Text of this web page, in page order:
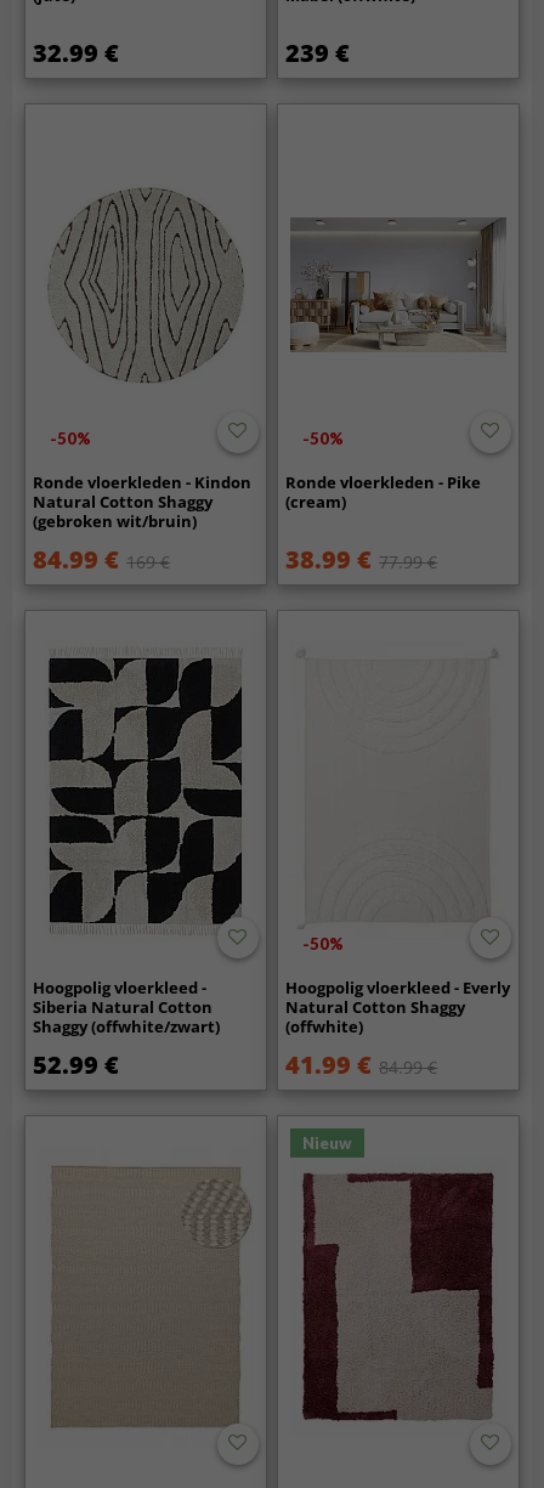
32.99 € 239 €
-50%
Ronde vloerkleden - Kindon
Natural Cotton Shaggy
(gebroken wit/bruin)
84.99 € 169 €
-50%
Ronde vloerkleden - Pike
(cream)
38.99 € 77.99 €
Hoogpolig vloerkleed -
Siberia Natural Cotton
Shaggy (offwhite/zwart)
52.99 €
-50%
Hoogpolig vloerkleed - Everly
Natural Cotton Shaggy
(offwhite)
41.99 € 84.99 €
Nieuw